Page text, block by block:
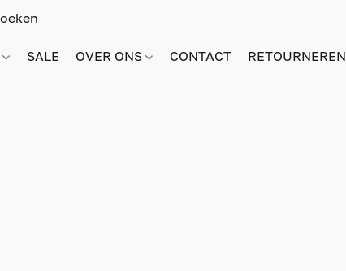
SALE OVER ONS CONTACT RETOURNEREN